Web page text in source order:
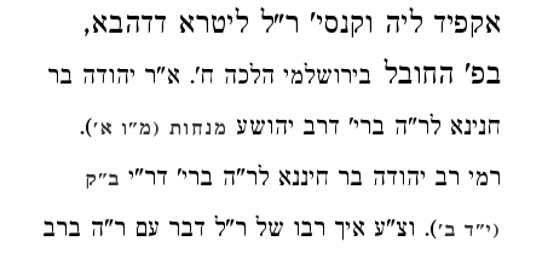
אקפיד ליה וקנסי' ר"ל ליטרא דדהבא,
בפ' החובל בירושלמי הלכה ח'. א"ר יהודה בר
חנינא לר"ה ברי' דרב יהושע מנחות (מ"ו א').
רמי רב יהודה בר חיננא לר"ה ברי' דר"י ב"ק
(י"ד ב'). וצ"ע איך רבו של ר"ל דבר עם ר"ה ברב